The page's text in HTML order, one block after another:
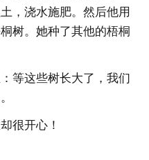
，浇水施肥。然后他用
树。她种了其他的梧桐
等这些树长大了，我们
很开心！